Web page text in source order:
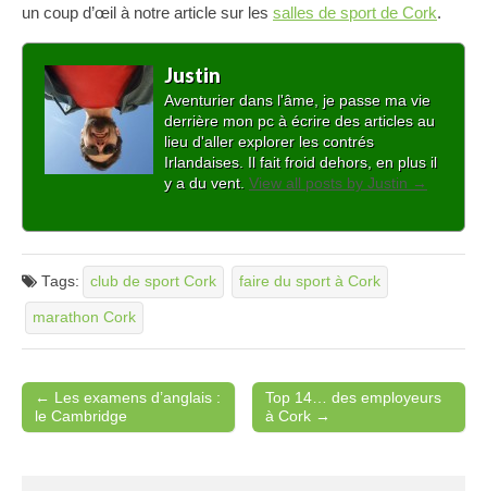
un coup d’œil à notre article sur les salles de sport de Cork.
Justin
Aventurier dans l'âme, je passe ma vie
derrière mon pc à écrire des articles au
lieu d'aller explorer les contrés
Irlandaises. Il fait froid dehors, en plus il
y a du vent. View all posts by Justin →
Tags: club de sport Cork faire du sport à Cork
marathon Cork
Post navigation
← Les examens d’anglais :
le Cambridge
Top 14… des employeurs
à Cork →